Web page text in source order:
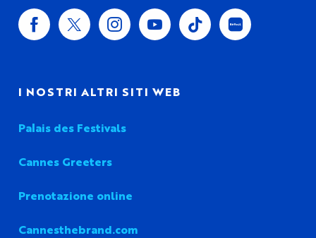
I NOSTRI ALTRI SITI WEB
Palais des Festivals
Cannes Greeters
Prenotazione online
Cannesthebrand.com